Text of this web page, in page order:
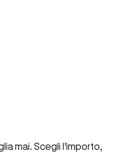
mai. Scegli l'importo,